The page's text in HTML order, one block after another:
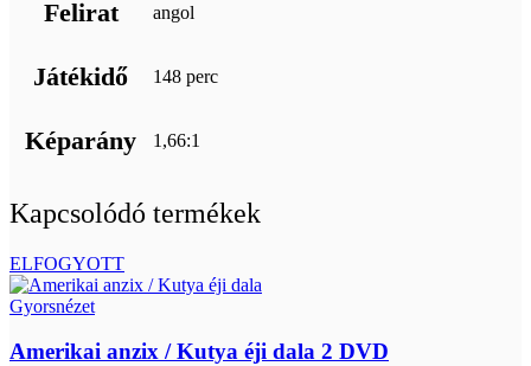
Felirat angol
Játékidő 148 perc
Képarány 1,66:1
Kapcsolódó termékek
ELFOGYOTT
Gyorsnézet
Amerikai anzix / Kutya éji dala 2 DVD